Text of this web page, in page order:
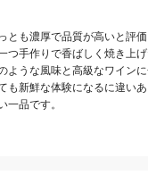
とも濃厚で品質が高いと評
つ手作りで香ばしく焼き上
ような風味と高級なワイン
新鮮な体験になるに違いあ
一品です。